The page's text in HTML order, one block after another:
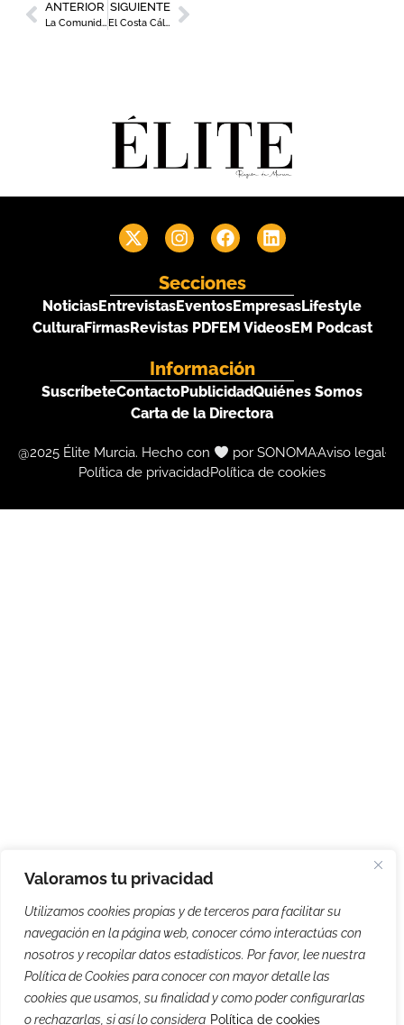
Valoramos tu privacidad
Utilizamos cookies propias y de terceros para facilitar su
navegación en la página web, conocer cómo interactúas con
nosotros y recopilar datos estadísticos. Por favor, lee nuestra
Política de Cookies para conocer con mayor detalle las
cookies que usamos, su finalidad y como poder configurarlas
o rechazarlas, si así lo considera Política de cookies
ANTERIOR
La Comunidad lanza un mapa interactivo para analizar buenas prácticas de sostenibilidad empresarial
SIGUIENTE
El Costa Cálida Sport Business reunirá a empresas y deportistas de élite
Secciones
NoticiasEntrevistasEventosEmpresasLifestyle
CulturaFirmasRevistas PDFEM VideosEM Podcast
Información
SuscríbeteContactoPublicidadQuiénes Somos
Carta de la Directora
@2025 Élite Murcia. Hecho con por SONOMAAviso legal
Política de privacidadPolítica de cookies